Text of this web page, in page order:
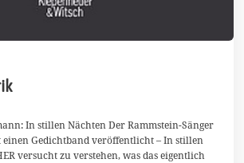
In stillen Nächten Der Rammstein-Sänger
Gedichtband veröffentlicht – In stillen
versucht zu verstehen, was das eigentlich